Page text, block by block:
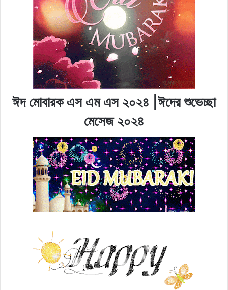
ঈদ মোবারক এস এম এস ২০২৪ |ঈদের শুভেচ্ছা
মেসেজ ২০২৪